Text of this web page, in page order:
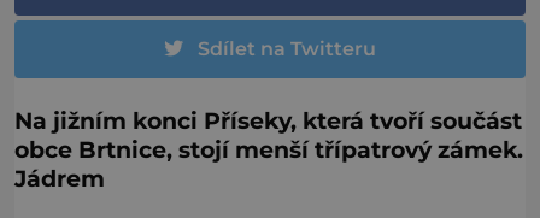
Sdílet na Twitteru
Na jižním konci Příseky, která tvoří součást
obce Brtnice, stojí menší třípatrový zámek.
Jádrem